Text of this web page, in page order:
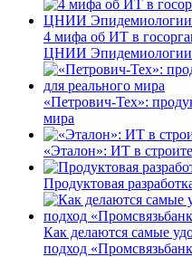
4 мифа об ИТ в
ЦНИИ Эпидемиологии
«Петрович-Тех»:
мира
«Эталон»: ИТ в
Продуктовая
Как делаются самые
подход